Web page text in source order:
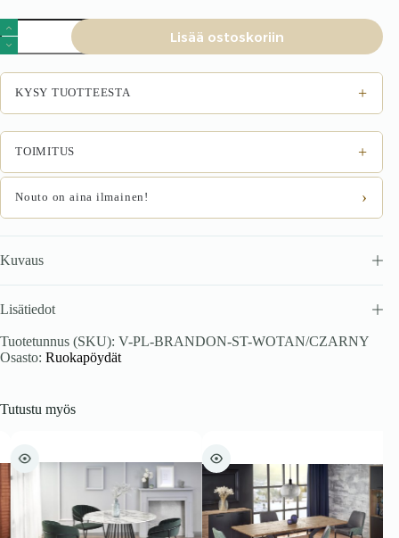
Jatkettava
ruokapöytä
BRANTOR,
wotan
tammi
musta
määrä
Lisää ostoskoriin
KYSY TUOTTEESTA +
TOIMITUS +
Nouto on aina ilmainen! ›
Kuvaus
Lisätiedot
Tuotetunnus (SKU): V-PL-BRANDON-ST-WOTAN/CZARNY
Osasto: Ruokapöydät
Tutustu myös